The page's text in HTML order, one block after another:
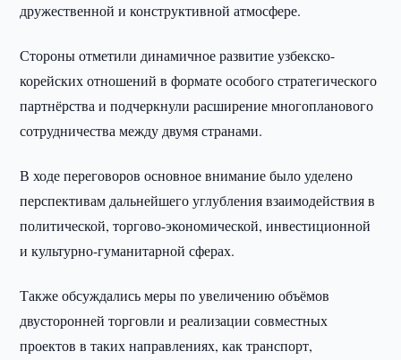
дружественной и конструктивной атмосфере.
Стороны отметили динамичное развитие узбекско-
корейских отношений в формате особого стратегического
партнёрства и подчеркнули расширение многопланового
сотрудничества между двумя странами.
В ходе переговоров основное внимание было уделено
перспективам дальнейшего углубления взаимодействия в
политической, торгово-экономической, инвестиционной
и культурно-гуманитарной сферах.
Также обсуждались меры по увеличению объёмов
двусторонней торговли и реализации совместных
проектов в таких направлениях, как транспорт,